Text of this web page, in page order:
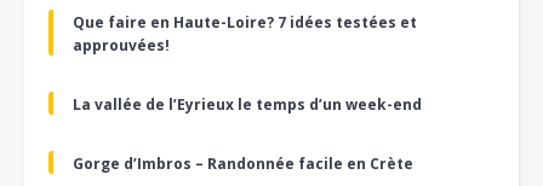
Que faire en Haute-Loire? 7 idées testées et
approuvées!
La vallée de l’Eyrieux le temps d’un week-end
Gorge d’Imbros – Randonnée facile en Crète